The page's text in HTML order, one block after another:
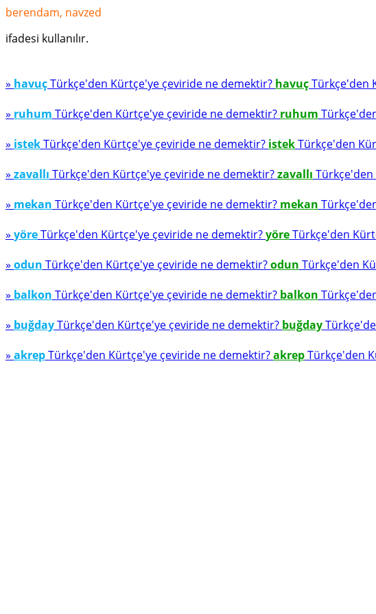
berendam, navzed
ifadesi kullanılır.
» havuçTürkçe'den Kürtçe'ye çeviride ne demektir? havuçTürkçe'den
» ruhum Türkçe'den Kürtçe'ye çeviride ne demektir? ruhum
» istekTürkçe'den Kürtçe'ye çeviride ne demektir? istekTürkçe'den
» zavallı Türkçe'den Kürtçe'ye çeviride ne demektir?zavallı Türkçe'den
» mekan Türkçe'den Kürtçe'ye çeviride ne demektir? mekan
» yöreTürkçe'den Kürtçe'ye çeviride ne demektir?yöreTürkçe'den
» odun Türkçe'den Kürtçe'ye çeviride ne demektir?odun Türkçe'den
» balkon Türkçe'den Kürtçe'ye çeviride ne demektir? balkon
» buğdayTürkçe'den Kürtçe'ye çeviride ne demektir? buğday
» akrepTürkçe'den Kürtçe'ye çeviride ne demektir?akrepTürkçe'den